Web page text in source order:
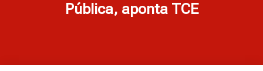
Pública, aponta TCE